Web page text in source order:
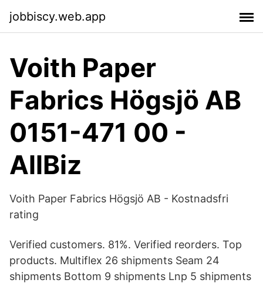
jobbiscy.web.app
Voith Paper
Fabrics Högsjö AB
0151-471 00 -
AllBiz
Voith Paper Fabrics Högsjö AB - Kostnadsfri
rating
Verified customers. 81%. Verified reorders. Top
products. Multiflex 26 shipments Seam 24
shipments Bottom 9 shipments Lnp 5 shipments